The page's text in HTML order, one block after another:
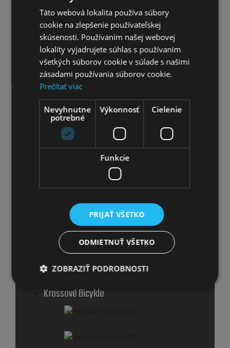
Bicykle veľkosť 18"
Bicykle veľkosť 20"
Bicykle veľkosť 24"
Bicykle veľkosť 26"
Príslušenstvo pre detské bicykle
Detské cyklistické prilby
Horské bicykle 27,5''
Horský Bicykel 28''
Horský Bicykel 29''
Krossové Bicykle
Táto webová lokalita používa súbory
cookie na zlepšenie používateľskej
skúsenosti. Používaním našej webovej
lokality vyjadrujete súhlas s používaním
všetkých súborov cookie v súlade s našimi
zásadami používania súborov cookie.
Prečítať viac
Nevyhnutne
potrebné
Výkonnosť Cielenie
Funkcie
PRIJAŤ VŠETKO
ODMIETNUŤ VŠETKO
ZOBRAZIŤ PODROBNOSTI